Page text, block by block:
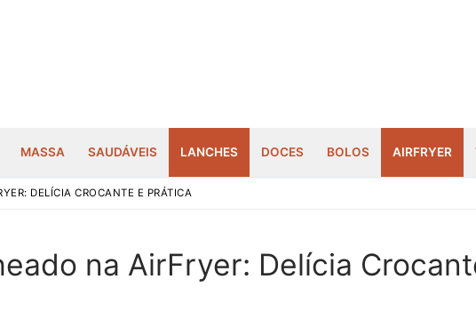
MASSA SAUDÁVEIS LANCHES DOCES BOLOS AIRFRYER
DELÍCIA CROCANTE E PRÁTICA
na AirFryer: Delícia